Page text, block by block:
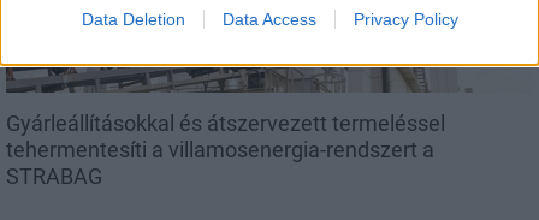
Data Deletion Data Access Privacy Policy
Gyárleállításokkal és átszervezett termeléssel
tehermentesíti a villamosenergia-rendszert a
STRABAG